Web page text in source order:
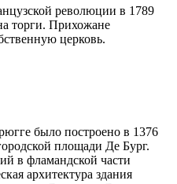
революции в 1789
торги. Прихожане
церковь.
было построено в 1376
площади Де Бург.
в фламандской части
архитектура здания